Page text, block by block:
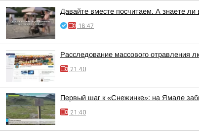
Давайте вместе посчитаем. А знаете
18:47
Расследование массового отравления
21:40
Первый шаг к «Снежинке»: на Ямале
21:40